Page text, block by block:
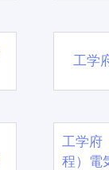
工学
工学
程）電